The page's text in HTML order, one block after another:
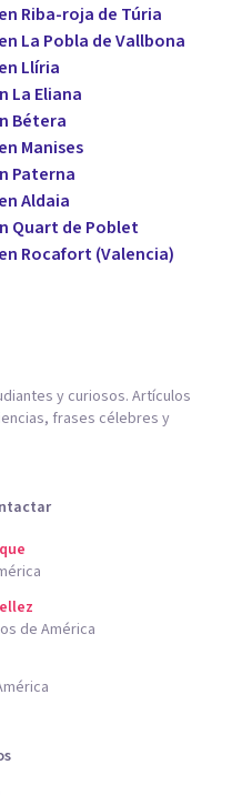
Riba-roja de Túria
La Pobla de Vallbona
Llíria
La Eliana
Bétera
Manises
Paterna
Aldaia
Quart de Poblet
Rocafort (Valencia)
y curiosos. Artículos
frases célebres y
de América